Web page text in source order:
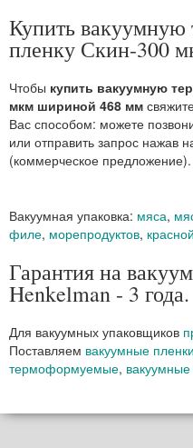
Купить
пленку Скин-300
Чтобы купить вакуумную
мкм шириной 468 мм
Вас способом: можете
или отправить запрос нажав
(коммерческое предложение).
Вакуумная упаковка: мяса,
филе, морепродуктов,
Гарантия на
Henkelman - 3 года.
Для вакуумных упаковщиков
Поставляем вакуумные
термоформуемые,